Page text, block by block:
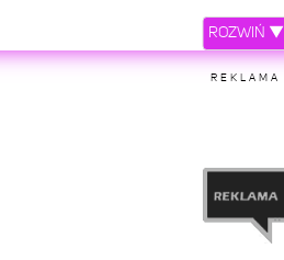
ROZWIŃ ▼
REKLAMA